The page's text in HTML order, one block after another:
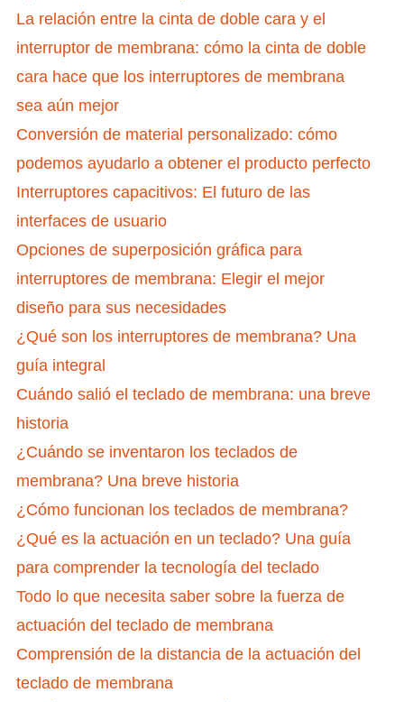
La relación entre la cinta de doble cara y el
interruptor de membrana: cómo la cinta de doble
cara hace que los interruptores de membrana
sea aún mejor
Conversión de material personalizado: cómo
podemos ayudarlo a obtener el producto perfecto
Interruptores capacitivos: El futuro de las
interfaces de usuario
Opciones de superposición gráfica para
interruptores de membrana: Elegir el mejor
diseño para sus necesidades
¿Qué son los interruptores de membrana? Una
guía integral
Cuándo salió el teclado de membrana: una breve
historia
¿Cuándo se inventaron los teclados de
membrana? Una breve historia
¿Cómo funcionan los teclados de membrana?
¿Qué es la actuación en un teclado? Una guía
para comprender la tecnología del teclado
Todo lo que necesita saber sobre la fuerza de
actuación del teclado de membrana
Comprensión de la distancia de la actuación del
teclado de membrana